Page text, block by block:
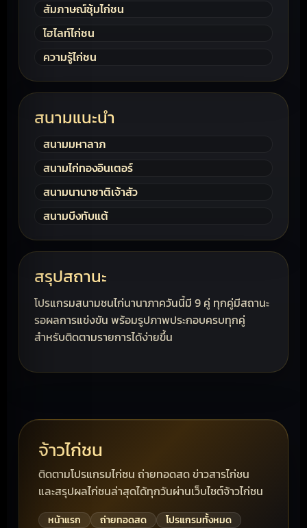
สัมภาษณ์ซุ้มไก่ชน
ไฮไลท์ไก่ชน
ความรู้ไก่ชน
สนามแนะนำ
สนามมหาลาภ
สนามไก่ทองอินเตอร์
สนามนานาชาติเจ้าสัว
สนามบึงทับแต้
สรุปสถานะ
โปรแกรมสนามชนไก่นานาภาควันนี้มี 9 คู่ ทุกคู่มีสถานะ
รอผลการแข่งขัน พร้อมรูปภาพประกอบครบทุกคู่
สำหรับติดตามรายการได้ง่ายขึ้น
จ้าวไก่ชน
ติดตามโปรแกรมไก่ชน ถ่ายทอดสด ข่าวสารไก่ชน
และสรุปผลไก่ชนล่าสุดได้ทุกวันผ่านเว็บไซต์จ้าวไก่ชน
หน้าแรก ถ่ายทอดสด
โปรแกรมทั้งหมด